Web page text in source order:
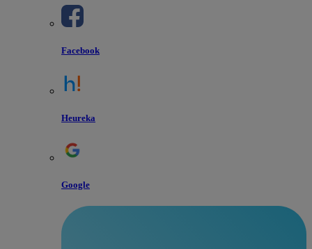
Facebook
Heureka
Google